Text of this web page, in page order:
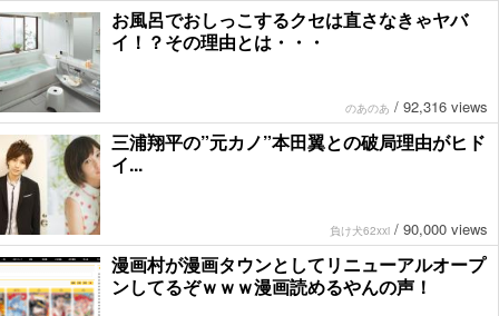
お風呂でおしっこするクセは直さなきゃヤバ
イ！？その理由とは・・・
のあのあ / 92,316 views
三浦翔平の”元カノ”本田翼との破局理由がヒド
イ...
負け犬62xxi / 90,000 views
漫画村が漫画タウンとしてリニューアルオープ
ンしてるぞｗｗｗ漫画読めるやんの声！